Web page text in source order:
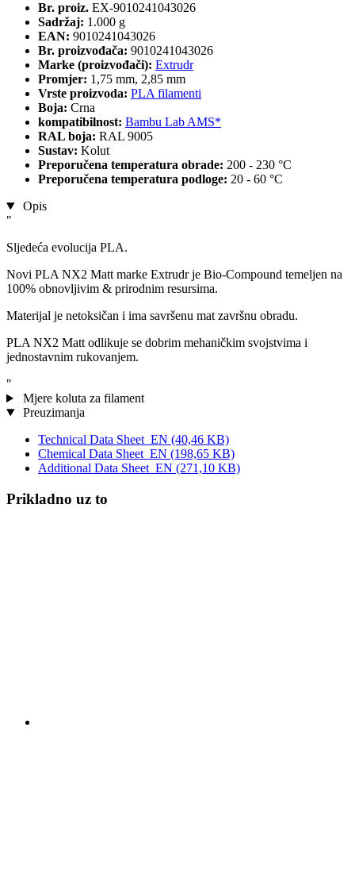
Br. proiz. EX-9010241043026
Sadržaj: 1.000 g
EAN: 9010241043026
Br. proizvođača: 9010241043026
Marke (proizvođači): Extrudr
Promjer: 1,75 mm, 2,85 mm
Vrste proizvoda: PLA filamenti
Boja: Crna
kompatibilnost: Bambu Lab AMS*
RAL boja: RAL 9005
Sustav: Kolut
Preporučena temperatura obrade: 200 - 230 °C
Preporučena temperatura podloge: 20 - 60 °C
Opis
"
Sljedeća evolucija PLA.
Novi PLA NX2 Matt marke Extrudr je Bio-Compound temeljen na
100% obnovljivim & prirodnim resursima.
Materijal je netoksičan i ima savršenu mat završnu obradu.
PLA NX2 Matt odlikuje se dobrim mehaničkim svojstvima i
jednostavnim rukovanjem.
"
Mjere koluta za filament
Preuzimanja
Technical Data Sheet_EN (40,46 KB)
Chemical Data Sheet_EN (198,65 KB)
Additional Data Sheet_EN (271,10 KB)
Prikladno uz to